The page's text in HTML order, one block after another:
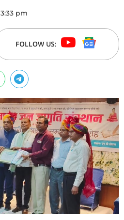
3:33 pm
FOLLOW US: